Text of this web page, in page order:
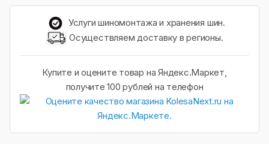
Услуги шиномонтажа и хранения шин.
Осуществляем доставку в регионы.
Купите и оцените товар на Яндекс.Маркет,
получите 100 рублей на телефон